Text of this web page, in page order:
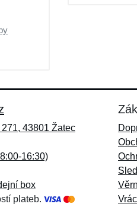
271, 43801 Žatec
16:30)
box
plateb.